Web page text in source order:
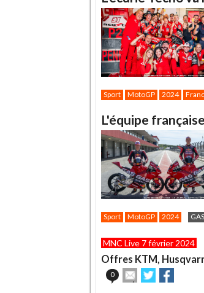
Sport MotoGP 2024
L'équipe
Sport MotoGP 2024
MNC Live 7 février 2024
Offres KTM,
0
Envoyer
cet
Partager
sur sur